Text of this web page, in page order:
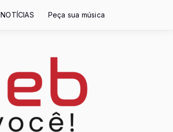
NOTÍCIAS Peça sua música